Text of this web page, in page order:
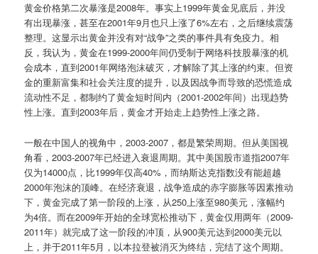
黄金价格第二次暴涨是2008年。事实上1999年黄金见底后，并没
有出现暴涨，甚至在2001年9月也只上涨了6%左右，之后继续震荡
整理。这显示出黄金并没有对“战争”之类的事件具有免疫力。相
反，我认为，黄金在1999-2000年间仍受制于网络科技股暴涨的机
会成本，直到2001年网络泡沫破灭，才解除了其上涨的约束。但资
金的重新富集和社会关注度的提升，以及因战争而导致的恐慌造成
流动性不足，都制约了黄金短时间内（2001-2002年间）出现趋势
性上涨。直到2003年后，黄金才开始走上趋势性上涨之路。
一般在中国人的视角中，2003-2007，都是繁荣周期。但从美国视
角看，2003-2007年已经进入衰退周期。其中美国股市道指2007年
仅为14000点，比1999年仅高40%，而纳斯达克指数没有能超越
2000年泡沫的顶峰。在经济衰退，战争造成的赤字膨胀等因素推动
下，黄金完成了第一阶段的上涨，从250上涨至980美元，涨幅约
为4倍。而在2009年开始的全球宽松推动下，黄金仅用两年（2009-
2011年）就完成了这一阶段的冲顶，从900美元达到2000美元以
上，并于2011年5月，以本拉登被消灭为终结，完结了这个周期。